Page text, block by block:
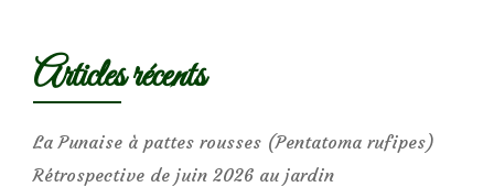
Articles récents
La Punaise à pattes rousses (Pentatoma rufipes)
Rétrospective de juin 2026 au jardin